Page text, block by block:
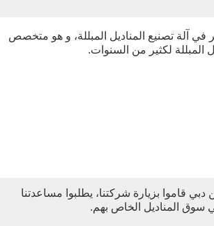
في آلة تصنيع المناديل المبللة، و هو متخصص
المبللة لكثير من السنوات.
دبي قاموا بزيارة شركتنا، يطلبوا مساعدتنا
المناديل الخاص بهم.